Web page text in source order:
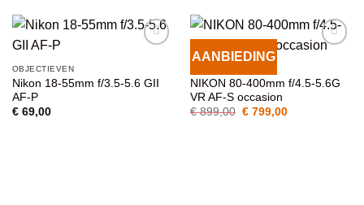
WENSENLIJST
OBJECTIEVEN
Nikon 18-55mm f/3.5-5.6 GII
AF-P
€69,00
AANBIEDINGVOEG TOE
WENSENLIJST
NIKON 80-400mm f/4.5-5.6G
VR AF-S occasion
€899,00 Oorspronkelijke
€799,00Huidige